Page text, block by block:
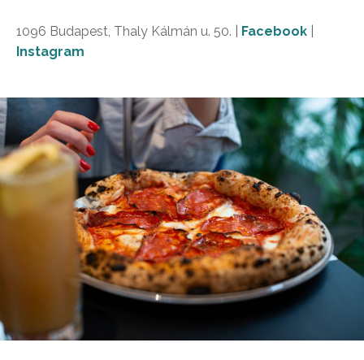
1096 Budapest, Thaly Kálmán u. 50. | Facebook
Instagram